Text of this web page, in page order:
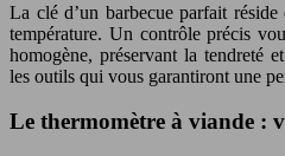
La clé d’un barbecue parfait
température. Un contrôle précis
homogène, préservant la tendreté
les outils qui vous garantiront une
Le thermomètre à viande :